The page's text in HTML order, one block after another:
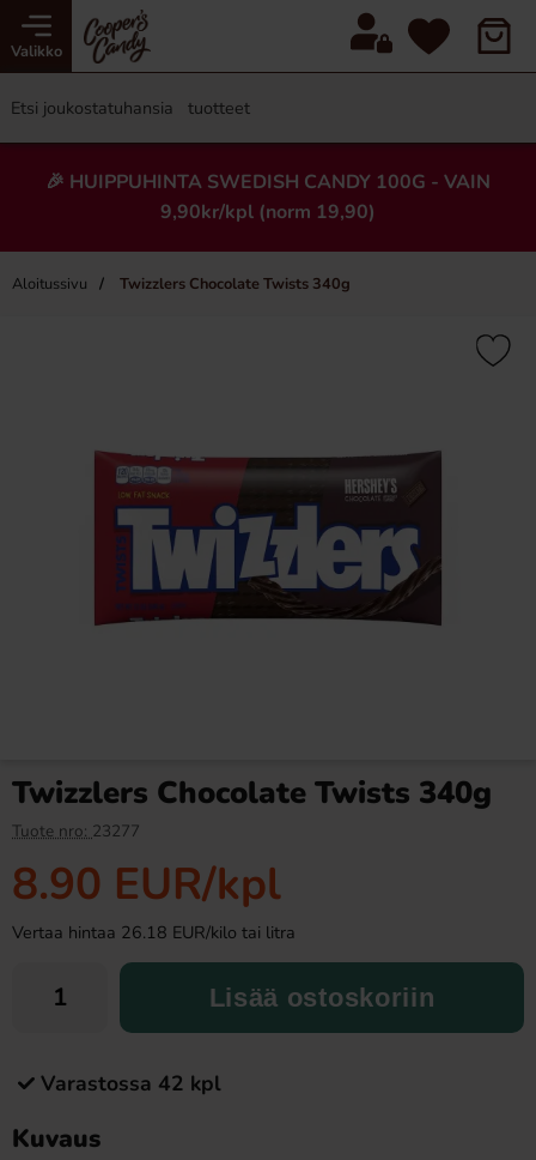
Valikko
🎉 HUIPPUHINTA SWEDISH CANDY 100G - VAIN
9,90kr/kpl (norm 19,90)
Aloitussivu Twizzlers Chocolate Twists 340g
×
Osta
Twizzlers Chocolate Twists 340g
Tuote nro: 23277
8.90 EUR/kpl
Vertaa hintaa 26.18 EUR/kilo tai litra
Lisää ostoskoriin
Varastossa 42 kpl
Kuvaus